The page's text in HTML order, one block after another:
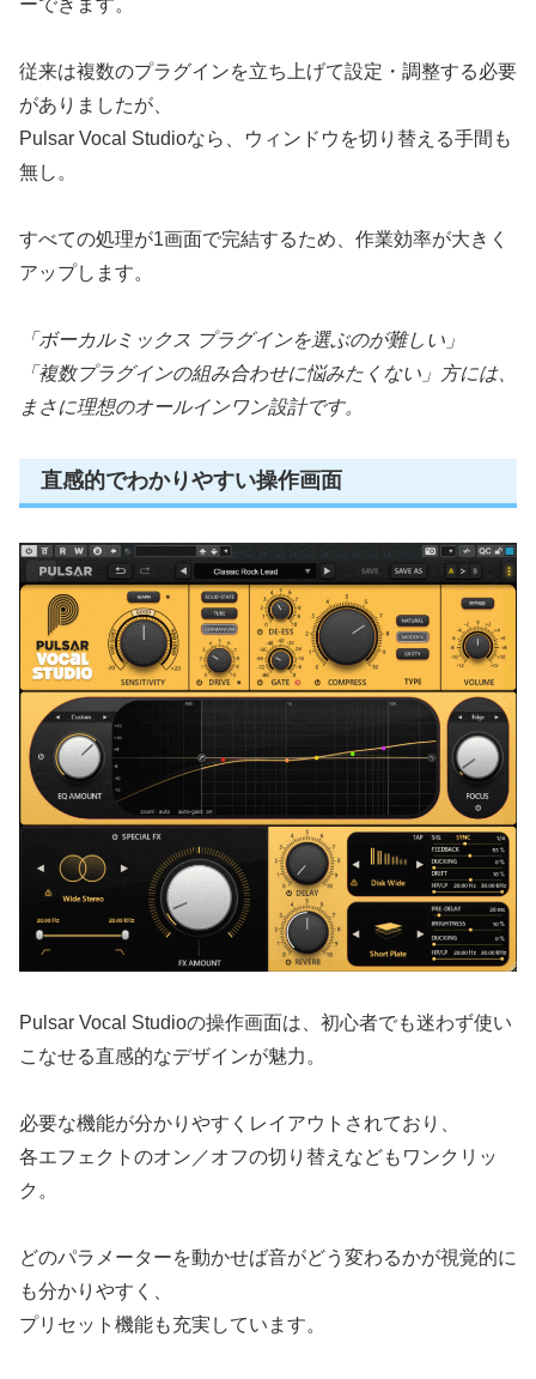
従来は複数のプラグインを立ち上げて設定・調整する必要
がありましたが、
Pulsar Vocal Studioなら、ウィンドウを切り替える手間も
無し。
すべての処理が1画面で完結するため、作業効率が大きく
アップします。
「ボーカルミックス プラグインを選ぶのが難しい」
「複数プラグインの組み合わせに悩みたくない」方には、
まさに理想のオールインワン設計です。
直感的でわかりやすい操作画面
Pulsar Vocal Studioの操作画面は、初心者でも迷わず使い
こなせる直感的なデザインが魅力。
必要な機能が分かりやすくレイアウトされており、
各エフェクトのオン／オフの切り替えなどもワンクリッ
ク。
どのパラメーターを動かせば音がどう変わるかが視覚的に
も分かりやすく、
プリセット機能も充実しています。